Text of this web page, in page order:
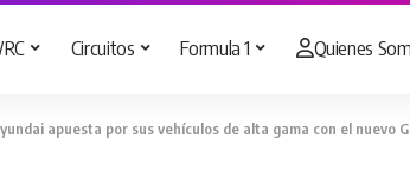
Circuitos Formula 1 Quienes
apuesta por sus vehículos de alta gama con el nuevo